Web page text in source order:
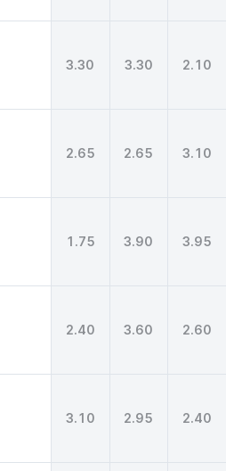
3.30 3.30 2.10
2.65 2.65 3.10
1.75 3.90 3.95
2.40 3.60 2.60
3.10 2.95 2.40